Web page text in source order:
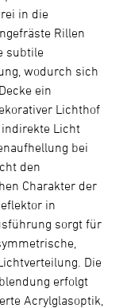
in die
Rillen
subtile
wodurch sich
ein
Lichthof
Licht
bei
den
Charakter der
in
sorgt für
Die
erfolgt
Acrylglasoptik,